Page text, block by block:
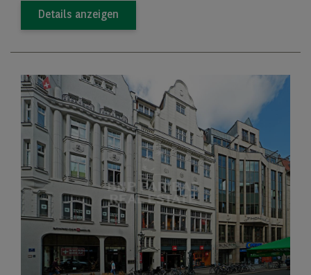
Details anzeigen